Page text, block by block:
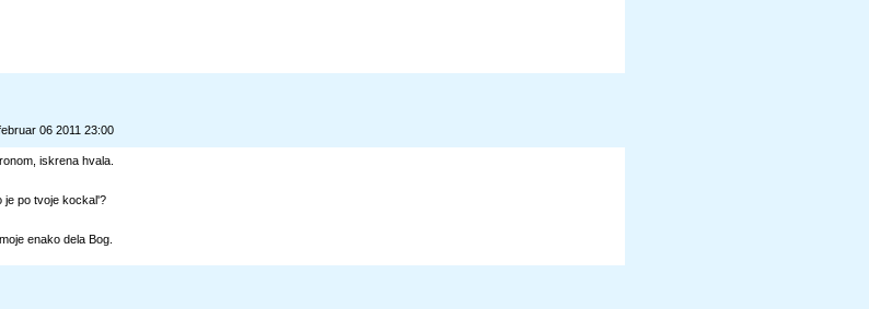
06 2011 23:00
iskrena hvala.
je po tvoje kockal'?
enako dela Bog.